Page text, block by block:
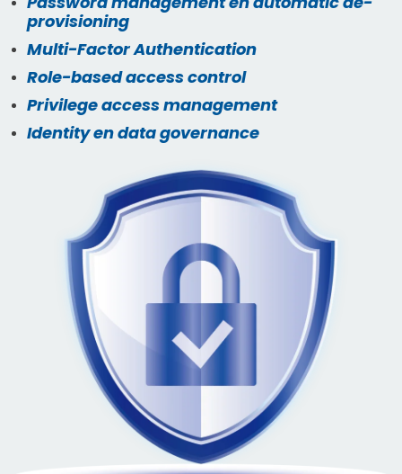
provisioning
Multi-Factor Authentication
Role-based access control
Privilege access management
Identity en data governance